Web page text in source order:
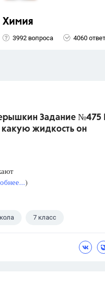
Химия
3992 вопроса 4060
Задание №475
какую жидкость он
)
7 класс